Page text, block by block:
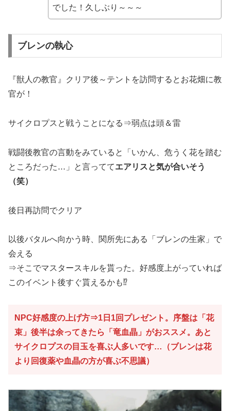
でした！久しぶり～～～
ブレンの執心
『獣人の教官』クリア後～テントを訪問するとお花畑に教
官が！
サイクロプスと戦うことになる⇒弱点は頭＆雷
戦闘後教官の言動をみていると「いかん、危うく花を踏む
ところだった…」と言っててエアリスと気が合いそう
（笑）
後日再訪問でクリア
以後バタルへ向かう時、関所先にある「ブレンの生家」で
会える
⇒そこでマスタースキルを貰った。好感度上がっていれば
このイベント後すぐ貰えるかも⁉
NPC好感度の上げ方⇒1日1回プレゼント。序盤は「花
束」後半は余ってきたら「竜血晶」がおススメ。あと
サイクロプスの目玉を喜ぶ人多いです…（ブレンは花
より回復薬や血晶の方が喜ぶ不思議）